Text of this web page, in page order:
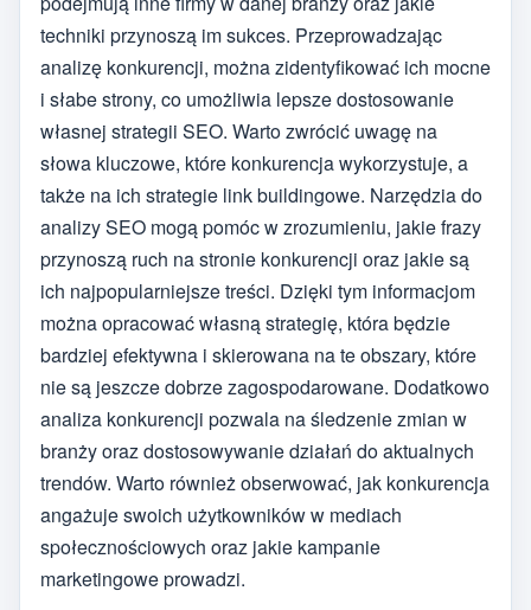
techniki przynoszą im sukces. Przeprowadzając
analizę konkurencji, można zidentyfikować ich mocne
i słabe strony, co umożliwia lepsze dostosowanie
własnej strategii SEO. Warto zwrócić uwagę na
słowa kluczowe, które konkurencja wykorzystuje, a
także na ich strategie link buildingowe. Narzędzia do
analizy SEO mogą pomóc w zrozumieniu, jakie frazy
przynoszą ruch na stronie konkurencji oraz jakie są
ich najpopularniejsze treści. Dzięki tym informacjom
można opracować własną strategię, która będzie
bardziej efektywna i skierowana na te obszary, które
nie są jeszcze dobrze zagospodarowane. Dodatkowo
analiza konkurencji pozwala na śledzenie zmian w
branży oraz dostosowywanie działań do aktualnych
trendów. Warto również obserwować, jak konkurencja
angażuje swoich użytkowników w mediach
społecznościowych oraz jakie kampanie
marketingowe prowadzi.